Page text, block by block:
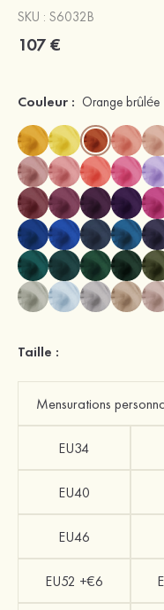
SKU : S6032B
107 €
Couleur : Orange brûlée
Taille :
Mensurations
EU34
EU40
EU46
EU52 +€6